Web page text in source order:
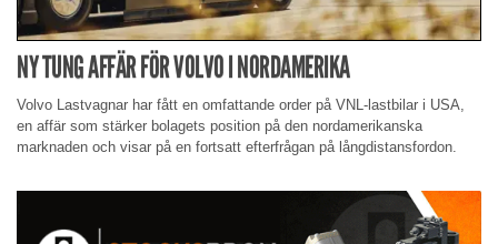
NY TUNG AFFÄR FÖR VOLVO I NORDAMERIKA
Volvo Lastvagnar har fått en omfattande order på VNL-lastbilar i USA,
en affär som stärker bolagets position på den nordamerikanska
marknaden och visar på en fortsatt efterfrågan på långdistansfordon.